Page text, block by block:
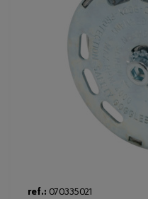
ref.: 070335021